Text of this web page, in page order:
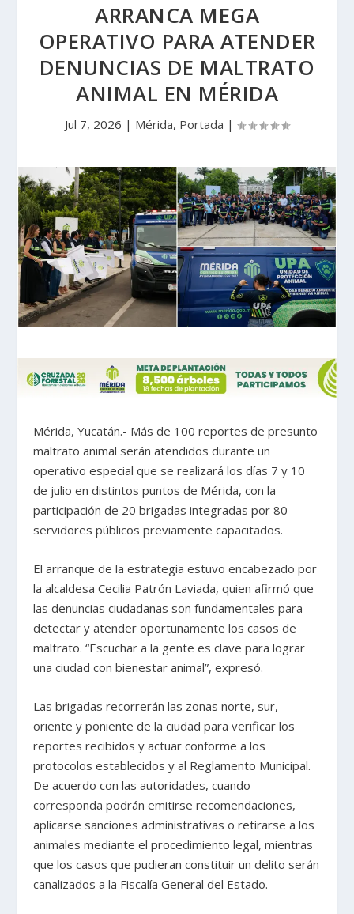
ARRANCA MEGA
OPERATIVO PARA ATENDER
DENUNCIAS DE MALTRATO
ANIMAL EN MÉRIDA
Jul 7, 2026 | Mérida, Portada |
Mérida, Yucatán.- Más de 100 reportes de presunto
maltrato animal serán atendidos durante un
operativo especial que se realizará los días 7 y 10
de julio en distintos puntos de Mérida, con la
participación de 20 brigadas integradas por 80
servidores públicos previamente capacitados.
El arranque de la estrategia estuvo encabezado por
la alcaldesa Cecilia Patrón Laviada, quien afirmó que
las denuncias ciudadanas son fundamentales para
detectar y atender oportunamente los casos de
maltrato. “Escuchar a la gente es clave para lograr
una ciudad con bienestar animal”, expresó.
Las brigadas recorrerán las zonas norte, sur,
oriente y poniente de la ciudad para verificar los
reportes recibidos y actuar conforme a los
protocolos establecidos y al Reglamento Municipal.
De acuerdo con las autoridades, cuando
corresponda podrán emitirse recomendaciones,
aplicarse sanciones administrativas o retirarse a los
animales mediante el procedimiento legal, mientras
que los casos que pudieran constituir un delito serán
canalizados a la Fiscalía General del Estado.